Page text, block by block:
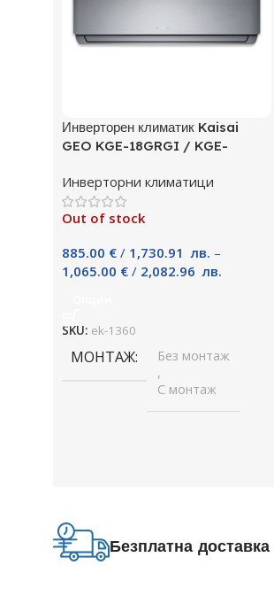
Инверторен климатик Kaisai
GEO KGE-18GRGI / KGE-
Инверторни климатици
Out of stock
885.00 € / 1,730.91 лв. –
1,065.00 € / 2,082.96 лв.
SKU: ek-1360
МОНТАЖ
Без монтаж
,
С монтаж
Безплатна доставка